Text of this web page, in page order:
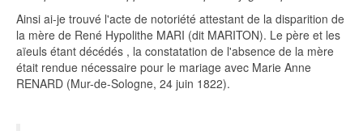
Ainsi ai-je trouvé l'acte de notoriété attestant de la disparition de
la mère de René Hypolithe MARI (dit MARITON). Le père et les
aïeuls étant décédés , la constatation de l'absence de la mère
était rendue nécessaire pour le mariage avec Marie Anne
RENARD (Mur-de-Sologne, 24 juin 1822).